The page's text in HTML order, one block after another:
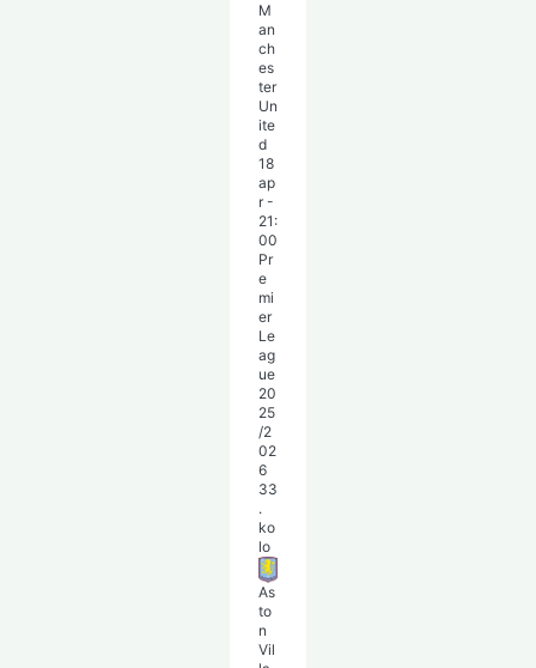
M
an
ch
es
ter
Un
ite
d
18
ap
r -
21:
00
Pr
e
mi
er
Le
ag
ue
20
25
/2
02
6
33
.
ko
lo
As
to
n
Vil